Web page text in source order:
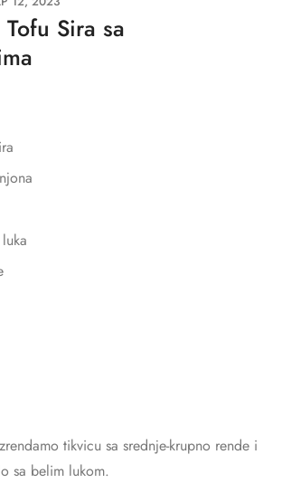
Sira sa
tikvicu sa srednje-krupno rende i
sa belim lukom.